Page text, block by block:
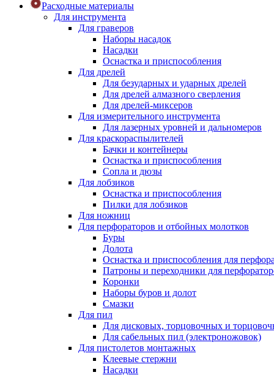
Расходные материалы
Для инструмента
Для граверов
Наборы насадок
Насадки
Оснастка и приспособления
Для дрелей
Для безударных и ударных дрелей
Для дрелей алмазного сверления
Для дрелей-миксеров
Для измерительного инструмента
Для лазерных уровней и дальномеров
Для краскораспылителей
Бачки и контейнеры
Оснастка и приспособления
Сопла и дюзы
Для лобзиков
Оснастка и приспособления
Пилки для лобзиков
Для ножниц
Для перфораторов и отбойных молотков
Буры
Долота
Оснастка и приспособления для
Патроны и переходники для
Коронки
Наборы буров и долот
Смазки
Для пил
Для дисковых, торцовочных и
Для сабельных пил (электроножовок)
Для пистолетов монтажных
Клеевые стержни
Насадки